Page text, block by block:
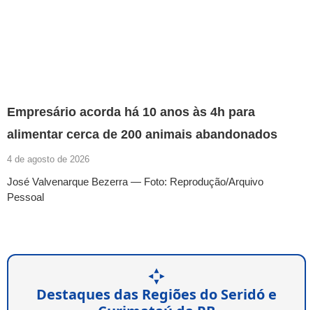
Empresário acorda há 10 anos às 4h para
alimentar cerca de 200 animais abandonados
4 de agosto de 2026
José Valvenarque Bezerra — Foto: Reprodução/Arquivo
Pessoal
Destaques das Regiões do Seridó e